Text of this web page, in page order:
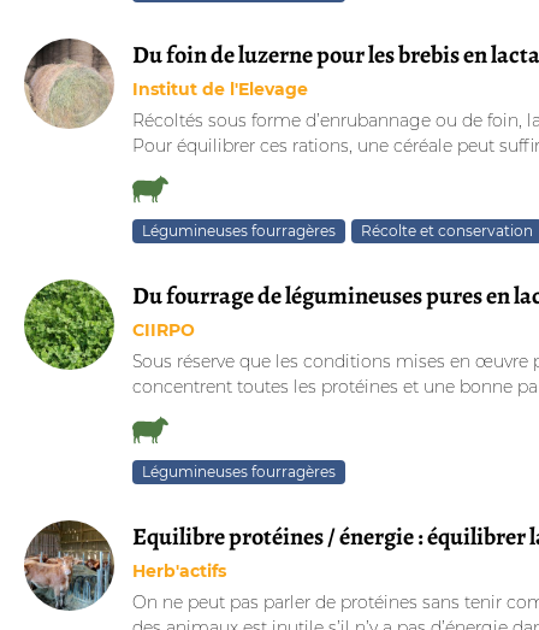
Du foin de luzerne pour les brebis en
Institut de l'Elevage
Récoltés sous forme d’enrubannage ou de foin,
Pour équilibrer ces rations, une céréale peut
Légumineuses fourragères Récolte et conservation
Du fourrage de légumineuses pures en
CIIRPO
Sous réserve que les conditions mises en œuvre
concentrent toutes les protéines et une bonne
Légumineuses fourragères
Equilibre protéines / énergie : équilibrer
Herb'actifs
On ne peut pas parler de protéines sans tenir